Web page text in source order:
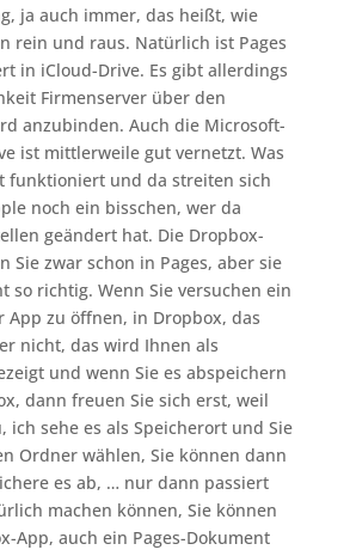
ja auch immer, das heißt, wie
rein und raus. Natürlich ist Pages
in iCloud-Drive. Es gibt allerdings
Firmenserver über den
anzubinden. Auch die Microsoft-
ist mittlerweile gut vernetzt. Was
funktioniert und da streiten sich
noch ein bisschen, wer da
geändert hat. Die Dropbox-
Sie zwar schon in Pages, aber sie
so richtig. Wenn Sie versuchen ein
App zu öffnen, in Dropbox, das
nicht, das wird Ihnen als
und wenn Sie es abspeichern
dann freuen Sie sich erst, weil
ich sehe es als Speicherort und Sie
Ordner wählen, Sie können dann
es ab, … nur dann passiert
machen können, Sie können
App, auch ein Pages-Dokument